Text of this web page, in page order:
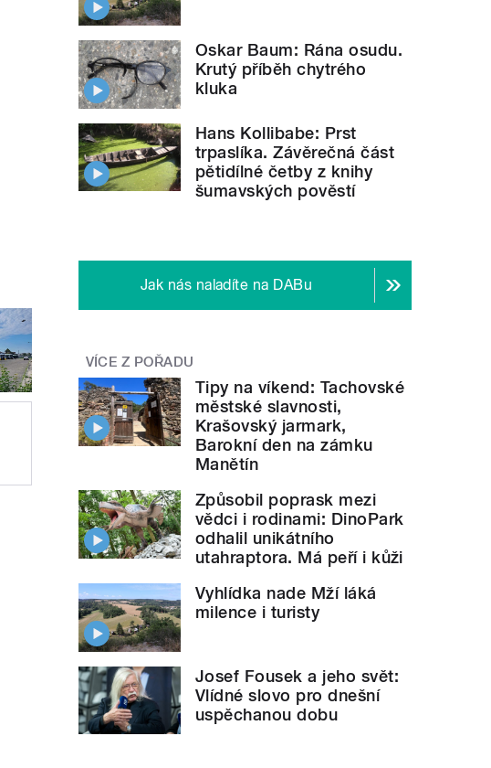
Oskar Baum: Rána osudu.
Krutý příběh chytrého
kluka
Hans Kollibabe: Prst
trpaslíka. Závěrečná část
pětidílné četby z knihy
šumavských pověstí
Jak nás naladíte na DABu
VÍCE Z POŘADU
Tipy na víkend: Tachovské
městské slavnosti,
Krašovský jarmark,
Barokní den na zámku
Manětín
Způsobil poprask mezi
vědci i rodinami: DinoPark
odhalil unikátního
utahraptora. Má peří i kůži
Vyhlídka nade Mží láká
milence i turisty
Josef Fousek a jeho svět:
Vlídné slovo pro dnešní
uspěchanou dobu